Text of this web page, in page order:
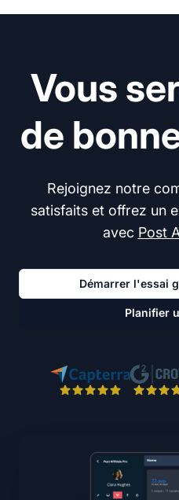
Vous
de
Rejoignez notre
satisfaits et offrez un
avec Post
Démarrer l'essai
Planifier